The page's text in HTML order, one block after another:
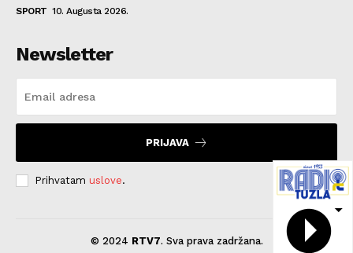
SPORT 10. Augusta 2026.
Newsletter
PRIJAVA
Prihvatam uslove.
© 2024 RTV7. Sva prava zadržana.